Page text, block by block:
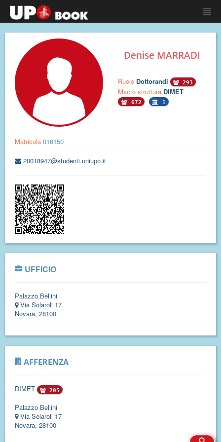
Denise MARRADI
Ruolo Dottorandi 293
Macro struttura DIMET
672 1
Matricola 016150
20018947@studenti.uniupo.it
UFFICIO
Palazzo Bellini
Via Solaroli 17
Novara, 28100
AFFERENZA
DIMET 205
Palazzo Bellini
Via Solaroli 17
Novara, 28100